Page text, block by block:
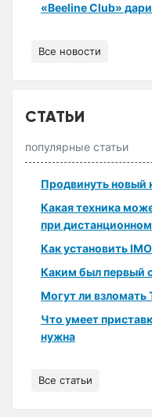
«Beeline Club»
Все новости
СТАТЬИ
популярные статьи
Продвинуть новый
Какая техника
при
Как установить
Каким был первый
Могут ли взломать
Что умеет
нужна
Все статьи